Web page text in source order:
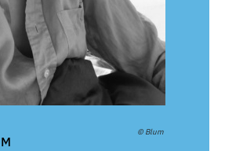
© Blum